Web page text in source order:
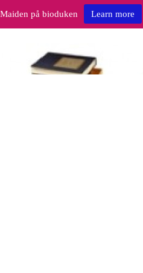
på bioduken Learn more